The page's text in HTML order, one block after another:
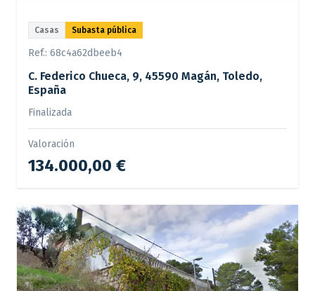
Casas Subasta pública
Ref.: 68c4a62dbeeb4
C. Federico Chueca, 9, 45590 Magán, Toledo,
España
Finalizada
Valoración
134.000,00 €